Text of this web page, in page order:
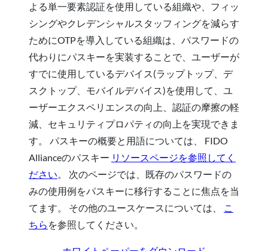
よる単一要素認証を使用している組織や、フィッ
シングやクレデンシャルスタッフィングを減らす
ためにOTPを導入している組織は、パスワードの
代わりにパスキーを実装することで、ユーザーが
すでに使用しているデバイス(ラップトップ、デ
スクトップ、モバイルデバイス)を使用して、ユ
ーザーエクスペリエンスの向上、認証の摩擦の軽
減、セキュリティプロパティの向上を実現できま
す。 パスキーの概要と用語については、 FIDO
Allianceのパスキー リソースページを参照してく
ださい。 次のページでは、既存のパスワードの
みの使用例をパスキーに移行することに焦点を当
てます。 その他のユースケースについては、
こ
ちら を参照してください。